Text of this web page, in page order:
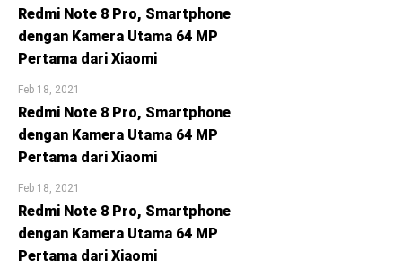
Redmi Note 8 Pro, Smartphone
dengan Kamera Utama 64 MP
Pertama dari Xiaomi
Feb 18, 2021
Redmi Note 8 Pro, Smartphone
dengan Kamera Utama 64 MP
Pertama dari Xiaomi
Feb 18, 2021
Redmi Note 8 Pro, Smartphone
dengan Kamera Utama 64 MP
Pertama dari Xiaomi